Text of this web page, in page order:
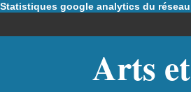
Statistiques google analytics du
Arts